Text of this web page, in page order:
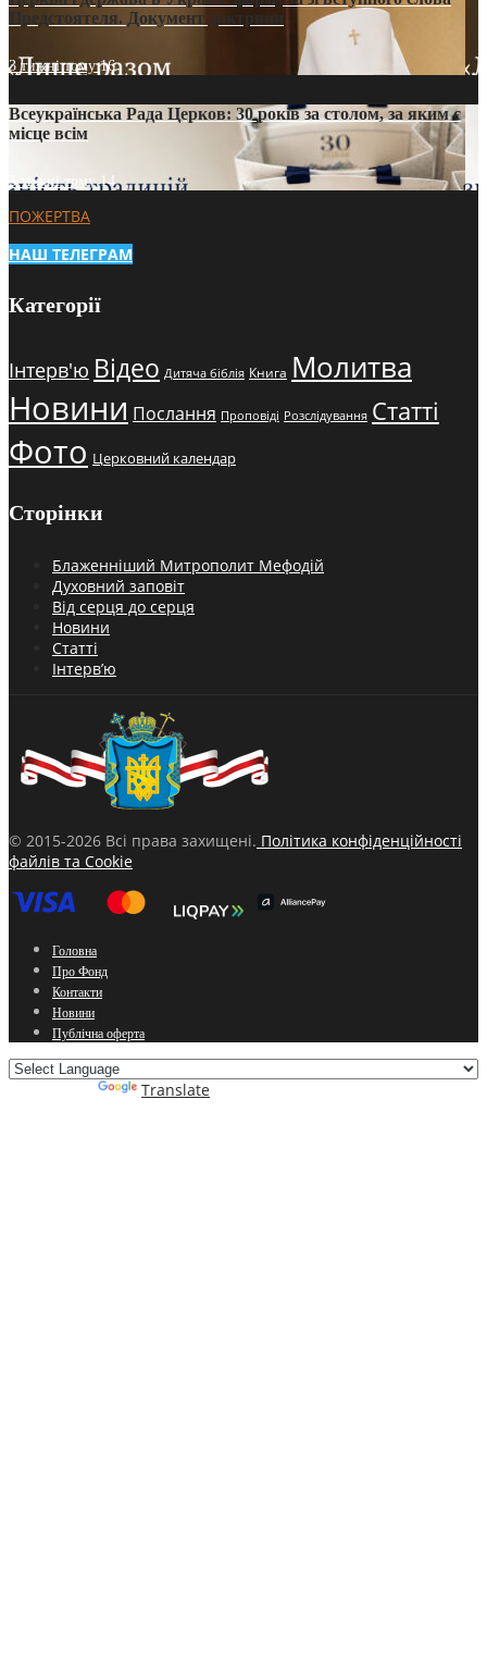
Предстоятеля. Документ доктрини
3 тижні тому16
Всеукраїнська Рада Церков: 30 років за столом, за яким є
місце всім
3 тижні тому14
ПОЖЕРТВА
НАШ ТЕЛЕГРАМ
Категорії
Інтерв'ю Відео Дитяча біблія Книга Молитва
Новини Послання Проповіді Розслідування Статті
Фото Церковний календар
Сторінки
Блаженніший Митрополит Мефодій
Духовний заповіт
Від серця до серця
Новини
Статті
Інтерв’ю
© 2015-2026 Всі права захищені. Політика конфіденційності
файлів та Cookie
Головна
Про Фонд
Контакти
Новини
Публічна оферта
Translate